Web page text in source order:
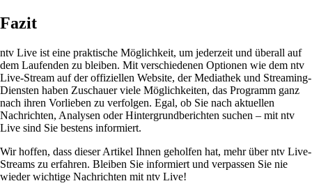
Fazit
ntv Live ist eine praktische Möglichkeit, um jederzeit und überall auf
dem Laufenden zu bleiben. Mit verschiedenen Optionen wie dem ntv
Live-Stream auf der offiziellen Website, der Mediathek und Streaming-
Diensten haben Zuschauer viele Möglichkeiten, das Programm ganz
nach ihren Vorlieben zu verfolgen. Egal, ob Sie nach aktuellen
Nachrichten, Analysen oder Hintergrundberichten suchen – mit ntv
Live sind Sie bestens informiert.
Wir hoffen, dass dieser Artikel Ihnen geholfen hat, mehr über ntv Live-
Streams zu erfahren. Bleiben Sie informiert und verpassen Sie nie
wieder wichtige Nachrichten mit ntv Live!